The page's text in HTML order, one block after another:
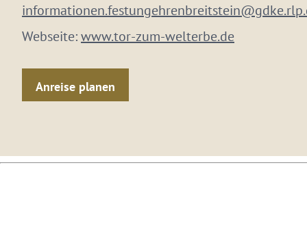
Webseite:www.tor-zum-welterbe.de
Anreise planen